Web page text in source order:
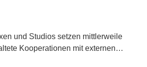
und Studios setzen mittlerweile
Kooperationen mit externen…